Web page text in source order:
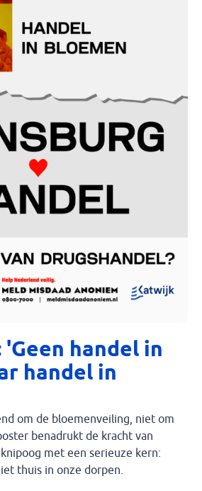
handel in
handel in
om de bloemenveiling, niet om
benadrukt de kracht van
met een serieuze kern:
thuis in onze dorpen.